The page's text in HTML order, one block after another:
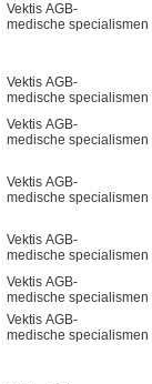
Vektis AGB-
medische specialismen
Vektis AGB-
medische specialismen
Vektis AGB-
medische specialismen
Vektis AGB-
medische specialismen
Vektis AGB-
medische specialismen
Vektis AGB-
medische specialismen
Vektis AGB-
medische specialismen